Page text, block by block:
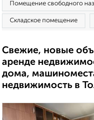
Помещение свободного
Складское помещение
Свежие, новые
аренде
дома,
недвижимость в